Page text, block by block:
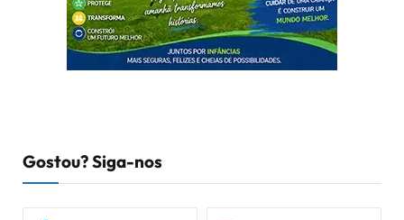
Gostou? Siga-nos